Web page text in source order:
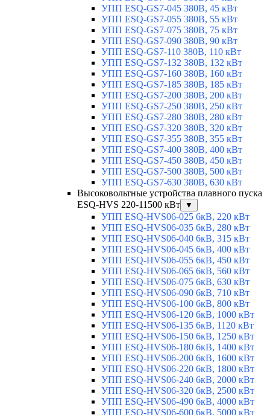
УПП ESQ-GS7-045 380В, 45 кВт
УПП ESQ-GS7-055 380В, 55 кВт
УПП ESQ-GS7-075 380В, 75 кВт
УПП ESQ-GS7-090 380В, 90 кВт
УПП ESQ-GS7-110 380В, 110 кВт
УПП ESQ-GS7-132 380В, 132 кВт
УПП ESQ-GS7-160 380В, 160 кВт
УПП ESQ-GS7-185 380В, 185 кВт
УПП ESQ-GS7-200 380В, 200 кВт
УПП ESQ-GS7-250 380В, 250 кВт
УПП ESQ-GS7-280 380В, 280 кВт
УПП ESQ-GS7-320 380В, 320 кВт
УПП ESQ-GS7-355 380В, 355 кВт
УПП ESQ-GS7-400 380В, 400 кВт
УПП ESQ-GS7-450 380В, 450 кВт
УПП ESQ-GS7-500 380В, 500 кВт
УПП ESQ-GS7-630 380В, 630 кВт
Высоковольтные устройства плавного пуска
ESQ-HVS 220-11500 кВт
▼
УПП ESQ-HVS06-025 6кВ, 220 кВт
УПП ESQ-HVS06-035 6кВ, 280 кВт
УПП ESQ-HVS06-040 6кВ, 315 кВт
УПП ESQ-HVS06-045 6кВ, 400 кВт
УПП ESQ-HVS06-055 6кВ, 450 кВт
УПП ESQ-HVS06-065 6кВ, 560 кВт
УПП ESQ-HVS06-075 6кВ, 630 кВт
УПП ESQ-HVS06-090 6кВ, 710 кВт
УПП ESQ-HVS06-100 6кВ, 800 кВт
УПП ESQ-HVS06-120 6кВ, 1000 кВт
УПП ESQ-HVS06-135 6кВ, 1120 кВт
УПП ESQ-HVS06-150 6кВ, 1250 кВт
УПП ESQ-HVS06-180 6кВ, 1400 кВт
УПП ESQ-HVS06-200 6кВ, 1600 кВт
УПП ESQ-HVS06-220 6кВ, 1800 кВт
УПП ESQ-HVS06-240 6кВ, 2000 кВт
УПП ESQ-HVS06-320 6кВ, 2500 кВт
УПП ESQ-HVS06-490 6кВ, 4000 кВт
УПП ESQ-HVS06-600 6кВ, 5000 кВт